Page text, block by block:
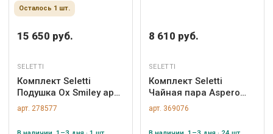
Осталось 1 шт.
15 650 руб.
SELETTI
Комплект Seletti
Подушка Ox Smiley арт.
09334
арт. 278577
8 610 руб.
SELETTI
Комплект Seletti
Чайная пара Aspero
арт. 09173
арт. 369076